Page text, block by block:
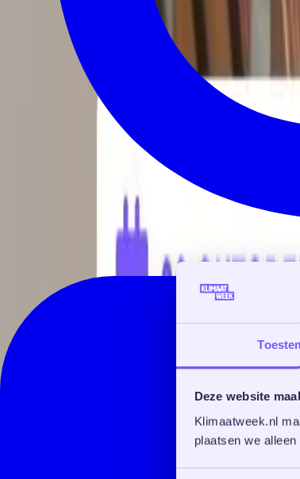
Deze website
Klimaatweek.nl
plaatsen we